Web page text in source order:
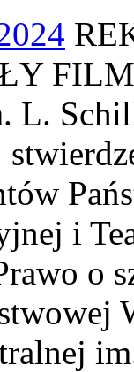
L.
i
o